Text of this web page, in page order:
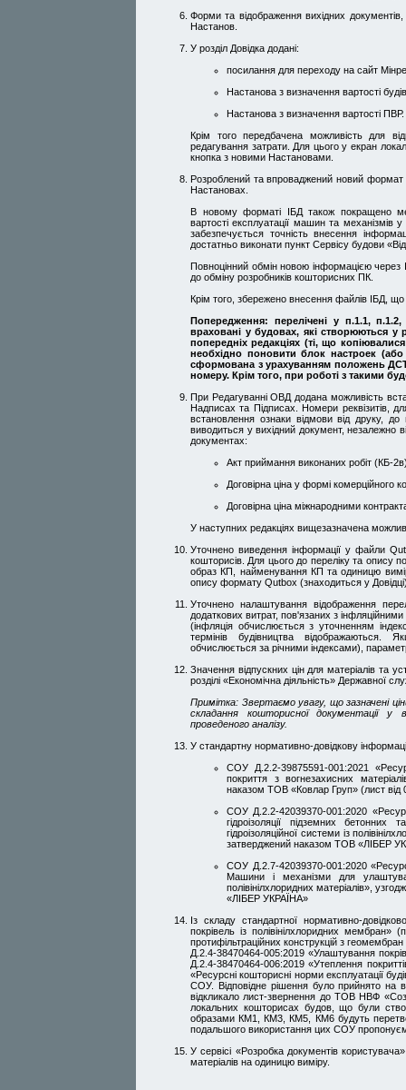
Форми та відображення вихідних
Настанов.
У розділ Довідка додані:
посилання для переходу на сайт
Настанова з визначення вартості
Настанова з визначення вартості ПВР.
Крім того передбачена можливість для
редагування затрати. Для цього у екран
кнопка з новими Настановами.
Розроблений та впроваджений новий формат
Настановах.
В новому форматі ІБД також покращено
вартості експлуатації машин та
забезпечується точність внесення
достатньо виконати пункт Сервісу будови
Повноцінний обмін новою інформацією
до обміну розробників кошторисних ПК.
Крім того, збережено внесення файлів ІБД,
Попередження: перелічені у п.1.1,
враховані у будовах, які створюються у
попередніх редакціях (ті, що
необхідно поновити блок настроек (або
сформована з урахуванням положень
номеру. Крім того, при роботі з такими
При Редагуванні ОВД додана можливість
Надписах та Підписах. Номери реквізитів,
встановлення ознаки відмови від друку, до
виводиться у вихідний документ, незалежно
документах:
Акт приймання виконаних робіт (КБ-
Договірна ціна у формі комерційного
Договірна ціна міжнародними
У наступних редакціях вищезазначена
Уточнено виведення інформації у файли
кошторисів. Для цього до переліку та опису
образ КП, найменування КП та одиницю
опису формату Qutbox (знаходиться у
Уточнено налаштування відображення
додаткових витрат, пов'язаних з
(інфляція обчислюється з уточненням
термінів будівництва відображаються.
обчислюється за річними індексами),
Значення відпускних цін для матеріалів та
розділі «Економічна діяльність» Державної
Примітка: Звертаємо увагу, що зазначені
складання кошторисної документації
проведеного аналізу.
У стандартну нормативно-довідкову
СОУ Д.2.2-39875591-001:2021
покриття з вогнезахисних
наказом ТОВ «Ковлар Груп» (лист
СОУ Д.2.2-42039370-001:2020
гідроізоляції підземних бетонних
гідроізоляційної системи із
затверджений наказом ТОВ «ЛІБЕР
СОУ Д.2.7-42039370-001:2020
Машини і механізми для
полівінілхлоридних матеріалів»,
«ЛІБЕР УКРАЇНА»
Із складу стандартної нормативно-
покрівель із полівінілхлоридних
протифільтраційних конструкцій з
Д.2.4-38470464-005:2019 «Улаштування
Д.2.4-38470464-006:2019 «Утеплення
«Ресурсні кошторисні норми експлуатації
СОУ. Відповідне рішення було прийнято на
відкликало лист-звернення до ТОВ НВФ
локальних кошторисах будов, що були
образами КМ1, КМ3, КМ5, КМ6 будуть
подальшого використання цих СОУ
У сервісі «Розробка документів
матеріалів на одиницю виміру.